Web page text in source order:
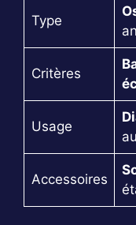
Type
Critères
Usage
Accessoires